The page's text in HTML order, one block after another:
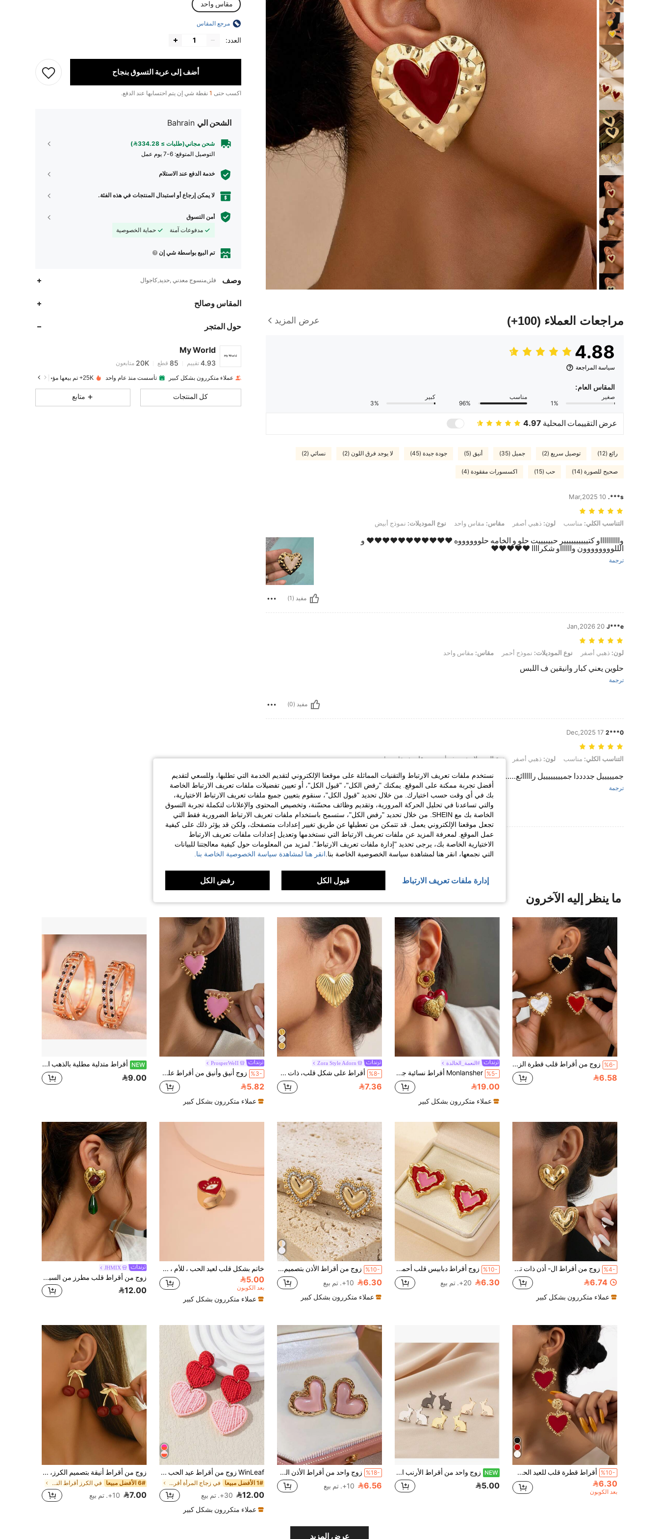
مراجعات العملاء (100+) عرض المزيد
4.88
سياسة المراجعة
المقاس العام:
صغير
1%
مناسب
96%
كبير
3%
عرض التقييمات المحلية 4.97
رائع (12) توصيل سريع (2) جميل (35) أنيق (5) جودة جيدة (45) لا يوجد فرق اللون (2) نسائي (2)
صحيح للصورة (14) حب (15) اكسسورات مفقودة (4)
s***.
10 Mar,2025
التناسب الكلي: مناسب, لون: ذهبي أصفر, مقاس: مقاس واحد, نوع الموديلات: نموذج أبيض
التناسب الكلي: مناسب لون: ذهبي أصفر مقاس: مقاس واحد نوع الموديلات: نموذج أبيض
وااااااااااو كتيييييييييير حبيبيييت حلو و الخامه حلووووووه ❤️❤️❤️❤️❤️❤️❤️❤️❤️❤️❤️ و
الللوووووووون وااااااو شكراااا ❤️❤️❤️❤️❤️
ترجمة
مفيد (1)
J***e
20 Jan,2026
لون: ذهبي أصفر, نوع الموديلات: نموذج أحمر, مقاس: مقاس واحد
لون: ذهبي أصفر نوع الموديلات: نموذج أحمر مقاس: مقاس واحد
حلوين يعني كبار وانيقين ف اللبس
ترجمة
مفيد (0)
0***2
17 Dec,2025
التناسب الكلي: مناسب, لون: ذهبي أصفر, نوع الموديلات: نموذج أبيض, مقاس: مقاس واحد
التناسب الكلي: مناسب لون: ذهبي أصفر نوع الموديلات:نموذج أبيض مقاس:مقاس واحد
جميييييل جددددا جمييييييييل رااااائع………………
ترجمة
مفيد (0)
عرض المزيد من المراجعات
مقاس واحد
مرجع المقاس
العدد:
أضف إلى عربة التسوق بنجاح
اكسب حتى 1 نقطة شي إن يتم احتسابها عند الدفع.
الشحن الي Bahrain
شحن مجاني(طلبات ≥ 334.28)
التوصيل المتوقع: 6-7 يوم عمل
خدمة الدفع عند الاستلام
لا يمكن إرجاع أو استبدال المنتجات في هذه الفئة.
أمن التسوق
مدفوعات آمنة
حماية الخصوصية
تم البيع بواسطة شي إن
وصف فلز,منسوج معدني ,حديد,كاجوال
المقاس وصالح
حول المتجر
My World
4.93
4.93
4.93
85 قطع 20K متابعون
9***0 تم دفعمنذ 1 يوم
4.93
85
20K
عملاء متكررون بشكل كبير تأسست منذ عام واحد 25K+ تم بيعها مؤخرًا
كل المنتجات متابع
ما ينظر إليه الآخرون
%6- زوج من أقراط قلب قطرة الزيت ، أقراط أنيقة وموضة للنساء
6.58
#النعمة_الخالدة
%5- Monlansher أقراط نسائية جديدة بشكل قلب، تصميم قلب من الفولاذ المقاوم للصدأ والراتنج بألوان متباينة، عصري، شخصي، فاخر، مناسب للارتداء اليومي
19.00
عملاء متكررون بشكل كبير
Zora Style Adorn
%8- أقراط على شكل قلب، ذات ملمس معدني ثقيل، أقراط قلب، ذات نسيج مخطط رجعي، أقراط قلب للنساء
7.36
ProsperWeII
%3- زوج أنيق وأنيق من أقراط على شكل قلب للنساء، مناسب للارتداء اليومي، العطلات، الحفلات، هدية العطلات
5.82
عملاء متكررون بشكل كبير
NEW أقراط متدلية مطلية بالذهب الوردي بتصميم هندسي دائري مجوف، مرصعة بالزركونيا اللامعة باللونين الأسود والأبيض، تصميم فاخر خفيف وجذاب؛ هدية مجوهرات أنيقة متعددة الاستخدامات ومدروسة للنساء
9.00
%4- زوج من أقراط ال- أذن ذات تصميم قلب غير متماثل مرصعة، هدية مثالية لعيد الحب،للأم،يوم الأم
6.74
عملاء متكررون بشكل كبير
%10- زوج أقراط دبابيس قلب أحمر وزهري متميزة أنيقة للنساء، مناسبة لعيد الحب
6.30 20+. تم بيع
%10- زوج من أقراط الأذن بتصميم قلب بسيط وأنيق مرصع بالكريستال على الطراز الأوروبي للنساء
6.30 10+. تم بيع
عملاء متكررون بشكل كبير
خاتم بشكل قلب لعيد الحب ، للأم ، عيد الأم
5.00
بعد الكوبون
عملاء متكررون بشكل كبير
JHMIX
زوج من أقراط قلب مطرز من السبائك المعدنية والراتنج الأخضر على شكل قطرة ماء، تصميم راقي وفاخر
12.00
%10- أقراط قطرة قلب للعيد الحب و الأم و عيد الأم، هدية
6.30
بعد الكوبون
NEW زوج واحد من أقراط الأرنب المجوفة اللطيفة، من الفولاذ المقاوم للصدأ، مثالية للارتداء اليومي
5.00
%18- زوج واحد من أقراط الأذن الراقية والأنيقة بشكل قلب، مناسبة للمرأة في أي مناسبة، هدية عيد الحب
6.56 10+. تم بيع
WinLeaf زوج من أقراط عيد الحب المصنوعة يدويًا ، أقراط احتفالية جذابة مصممة بتباين الألوان بشكل قلب ثلاثي الأبعاد مع خرز الأرز المستورد ، هدية عيد الأم ورأس السنة
1# الأفضل مبيعا في زجاج المرأة أقراط متدلية
12.00 30+. تم بيع
عملاء متكررون بشكل كبير
زوج من أقراط أنيقة بتصميم الكرز، مناسبة للارتداء اليومي للنساء
6# الأفضل مبيعا في الكرز أقراط النساء
7.00 10+. تم بيع
عرض المزيد
نستخدم ملفات تعريف الارتباط والتقنيات المماثلة على موقعنا الإلكتروني لتقديم الخدمة التي تطلبها، وللسعي لتقديم
أفضل تجربة ممكنة على الموقع. يمكنك "رفض الكل"، "قبول الكل"، أو تعيين تفضيلات ملفات تعريف الارتباط الخاصة
بك في أي وقت حسب اختيارك. من خلال تحديد "قبول الكل"، سنقوم بتعيين جميع ملفات تعريف الارتباط الاختيارية،
والتي تساعدنا في تحليل الحركة المرورية، وتقديم وظائف محسّنة، وتخصيص المحتوى والإعلانات لتكملة تجربة التسوق
الخاصة بك مع SHEIN. من خلال تحديد "رفض الكل"، ستسمح باستخدام ملفات تعريف الارتباط الضرورية فقط التي
تجعل موقعنا الإلكتروني يعمل. قد تتمكن من تعطيلها عن طريق تغيير إعدادات متصفحك، ولكن قد يؤثر ذلك على كيفية
عمل الموقع. لمعرفة المزيد عن ملفات تعريف الارتباط التي نستخدمها وتعديل إعدادات ملفات تعريف الارتباط
الاختيارية الخاصة بك، يرجى تحديد "إدارة ملفات تعريف الارتباط". لمزيد من المعلومات حول كيفية معالجتنا للبيانات
التي نجمعها، انقر هنا لمشاهدة سياسة الخصوصية الخاصة بنا. انقر هنا لمشاهدة سياسة الخصوصية الخاصة بنا.
إدارة ملفات تعريف الارتباط قبول الكل رفض الكل